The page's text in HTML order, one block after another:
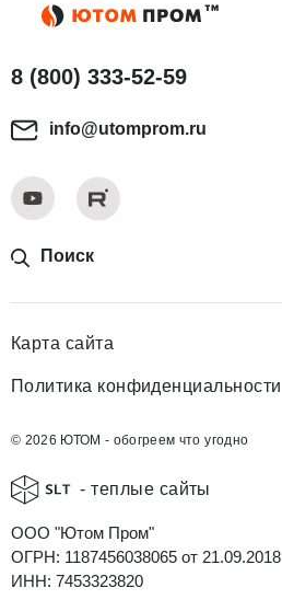
8 (800) 333-52-59
info@utomprom.ru
Поиск
Карта сайта
Политика конфиденциальности
© 2026 ЮТОМ - обогреем что угодно
- теплые сайты
ООО "Ютом Пром"
ОГРН: 1187456038065 от 21.09.2018
ИНН: 7453323820